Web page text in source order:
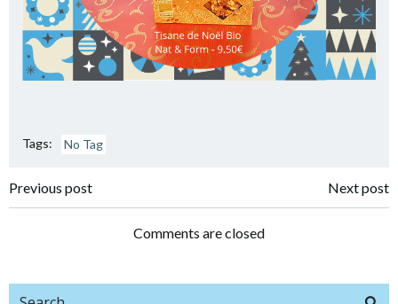
Tags: No Tag
Navigation
l’article
Previous post
Navigation
de
l’article
Next post
Comments are closed
Search